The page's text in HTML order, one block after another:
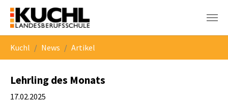
Skip to main navigation
Skip to main content
Skip to page footer
Kuchl News Artikel
Lehrling des Monats
17.02.2025